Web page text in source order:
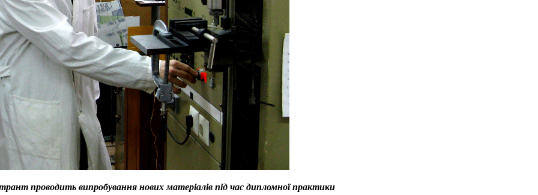
проводить випробування нових матеріалів під час дипломної практики